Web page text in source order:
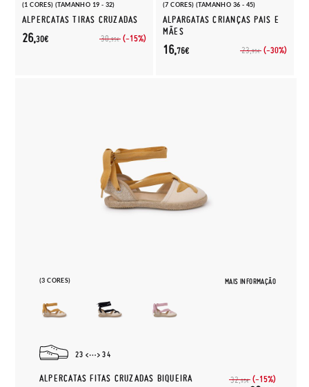
(1 CORES) (TAMANHO 19 - 32)
ALPERCATAS TIRAS CRUZADAS
30,95€ (-15%)
26,30€
(7 CORES) (TAMANHO 36 - 45)
ALPARGATAS CRIANÇAS PAIS E
MÃES
23,95€ (-30%)
16,76€
(3 CORES) MAIS INFORMAÇÃO
23 34
ALPERCATAS FITAS CRUZADAS BIQUEIRA
32,95€ (-15%)